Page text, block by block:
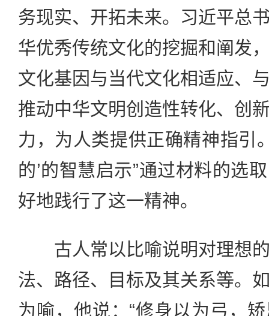
务现实、开拓未来。习近平总
华优秀传统文化的挖掘和阐发
文化基因与当代文化相适应、
推动中华文明创造性转化、创
力，为人类提供正确精神指引
的’的智慧启示”通过材料的选
好地践行了这一精神。
古人常以比喻说明对理想的
法、路径、目标及其关系等。
为喻，他说：“修身以为弓，